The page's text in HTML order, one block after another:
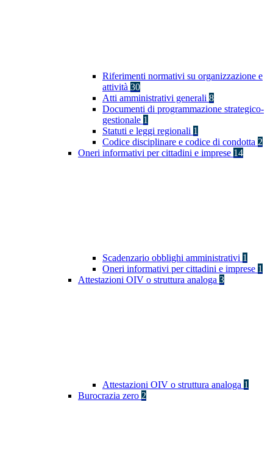
Riferimenti normativi su organizzazione e
attività 30
Atti amministrativi generali 8
Documenti di programmazione strategico-
gestionale 1
Statuti e leggi regionali 1
Codice disciplinare e codice di condotta 2
Oneri informativi per cittadini e imprese 14
Scadenzario obblighi amministrativi 1
Oneri informativi per cittadini e imprese 1
Attestazioni OIV o struttura analoga 3
Attestazioni OIV o struttura analoga 1
Burocrazia zero 2